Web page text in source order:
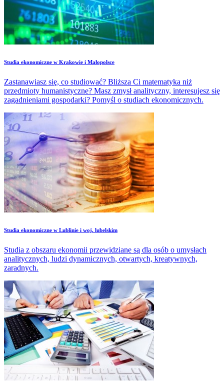
Studia ekonomiczne w Krakowie i Małopolsce
Zastanawiasz się, co studiować? Bliższa Ci matematyka niż
przedmioty humanistyczne? Masz zmysł analityczny, interesujesz się
zagadnieniami gospodarki? Pomyśl o studiach ekonomicznych.
Studia ekonomiczne w Lublinie i woj. lubelskim
Studia z obszaru ekonomii przewidziane są dla osób o umysłach
analitycznych, ludzi dynamicznych, otwartych, kreatywnych,
zaradnych.